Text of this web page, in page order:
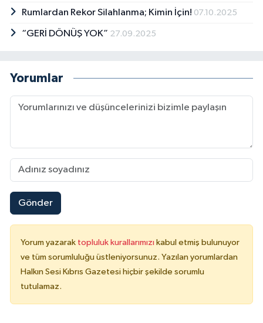
Rumlardan Rekor Silahlanma; Kimin İçin! 07.10.2025
“GERİ DÖNÜŞ YOK” 27.09.2025
Yorumlar
Gönder
Yorum yazarak topluluk kurallarımızı kabul etmiş bulunuyor
ve tüm sorumluluğu üstleniyorsunuz. Yazılan yorumlardan
Halkın Sesi Kıbrıs Gazetesi hiçbir şekilde sorumlu
tutulamaz.